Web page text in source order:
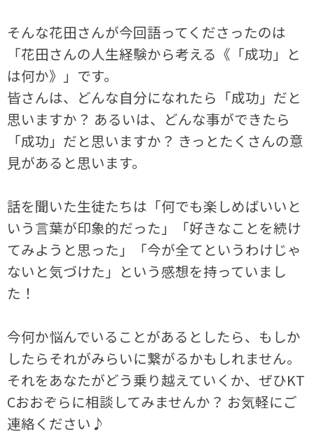
そんな花田さんが今回語ってくださったのは
「花田さんの人生経験から考える《「成功」と
は何か》」です。
皆さんは、どんな自分になれたら「成功」だと
思いますか？ あるいは、どんな事ができたら
「成功」だと思いますか？ きっとたくさんの意
見があると思います。
話を聞いた生徒たちは「何でも楽しめばいいと
いう言葉が印象的だった」「好きなことを続け
てみようと思った」「今が全てというわけじゃ
ないと気づけた」という感想を持っていまし
た！
今何か悩んでいることがあるとしたら、もしか
したらそれがみらいに繋がるかもしれません。
それをあなたがどう乗り越えていくか、ぜひKT
Cおおぞらに相談してみませんか？ お気軽にご
連絡ください♪